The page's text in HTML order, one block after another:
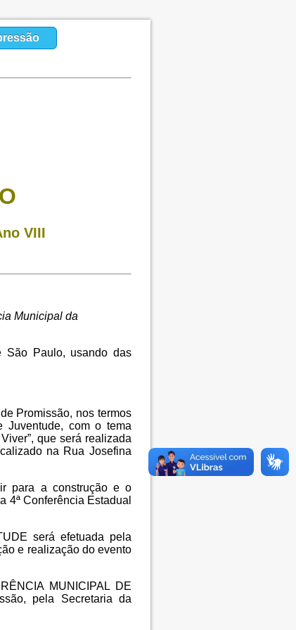
VIII
Municipal da
São Paulo, usando das
Promissão, nos termos
Juventude, com o tema
que será realizada
na Rua Josefina
para a construção e o
4ª Conferência Estadual
será efetuada pela
e realização do evento
MUNICIPAL DE
pela Secretaria da